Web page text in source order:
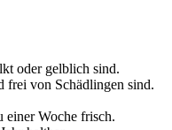
oder gelblich sind.
frei von Schädlingen sind.
einer Woche frisch.